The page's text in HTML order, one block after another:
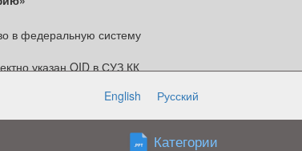
в федеральную систему
указан OID в СУЗ КК
сведений ухудшается
English Русский
Категории